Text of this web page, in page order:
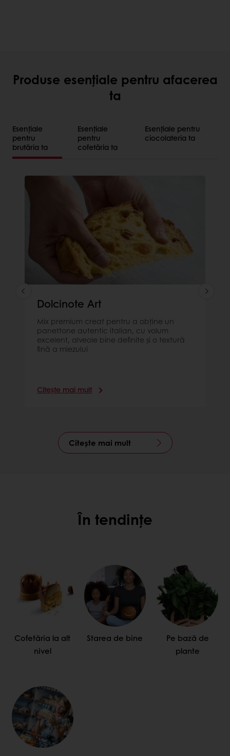
Produse esențiale pentru afacerea
ta
Esențiale
pentru
brutăria ta
Esențiale
pentru
cofetăria ta
Esențiale pentru
ciocolateria ta
Dolcinote Art
Mix premium creat pentru a obține un
panettone autentic italian, cu volum
excelent, alveole bine definite și o textură
fină a miezului
Citește mai mult
Citește mai mult
În tendințe
Cofetăria la alt
nivel
Starea de bine
Pe bază de
plante